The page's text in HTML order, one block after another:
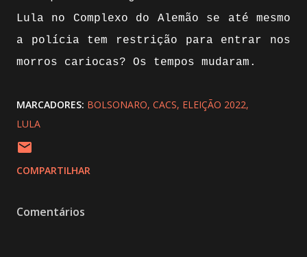
Lula no Complexo do Alemão se até mesmo
a polícia tem restrição para entrar nos
morros cariocas? Os tempos mudaram.
MARCADORES: BOLSONARO CACS ELEIÇÃO 2022
LULA
COMPARTILHAR
Comentários